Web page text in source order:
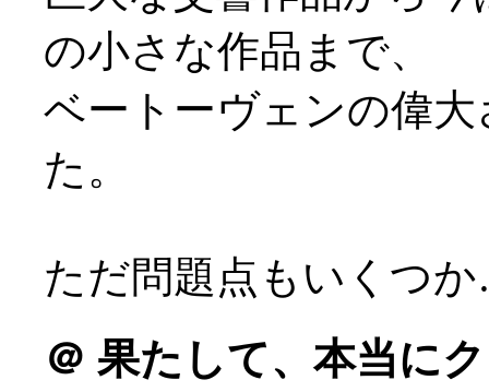
の小さな作品まで、
ベートーヴェンの偉
た。
ただ問題点もいくつ
＠ 果たして、本当に